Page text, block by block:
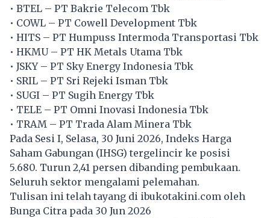
• BTEL – PT Bakrie Telecom Tbk
• COWL – PT Cowell Development Tbk
• HITS – PT Humpuss Intermoda Transportasi Tbk
• HKMU – PT HK Metals Utama Tbk
• JSKY – PT Sky Energy Indonesia Tbk
• SRIL – PT Sri Rejeki Isman Tbk
• SUGI – PT Sugih Energy Tbk
• TELE – PT Omni Inovasi Indonesia Tbk
• TRAM – PT Trada Alam Minera Tbk
Pada Sesi I, Selasa, 30 Juni 2026, Indeks Harga
Saham Gabungan (IHSG) tergelincir ke posisi
5.680. Turun 2,41 persen dibanding pembukaan.
Seluruh sektor mengalami pelemahan.
Tulisan ini telah tayang di ibukotakini.com oleh
Bunga Citra pada 30 Jun 2026